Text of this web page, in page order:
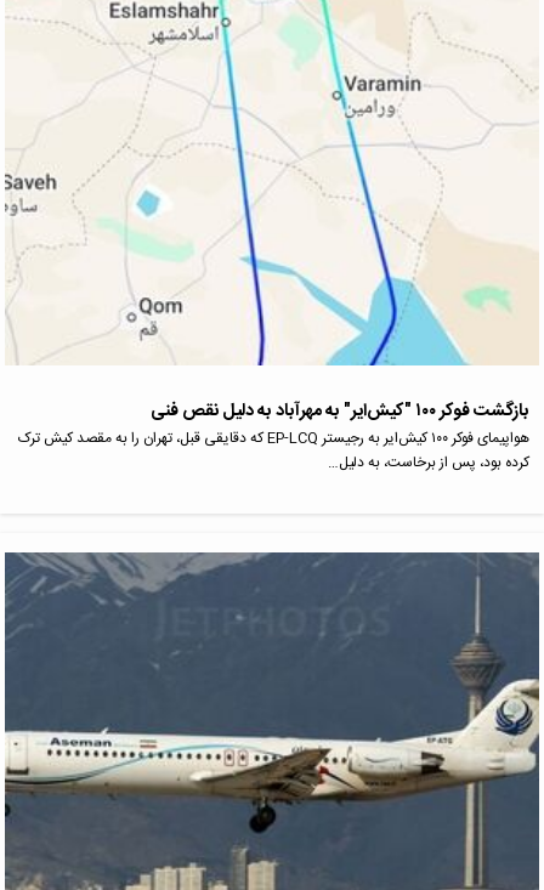
بازگشت فوکر ۱۰۰ "کیش‌ایر" به مهرآباد به دلیل نقص فنی
هواپیمای فوکر ۱۰۰ کیش‌ایر به رجیستر EP-LCQ که دقایقی قبل، تهران را به مقصد کیش ترک
کرده بود، پس از برخاست، به دلیل…